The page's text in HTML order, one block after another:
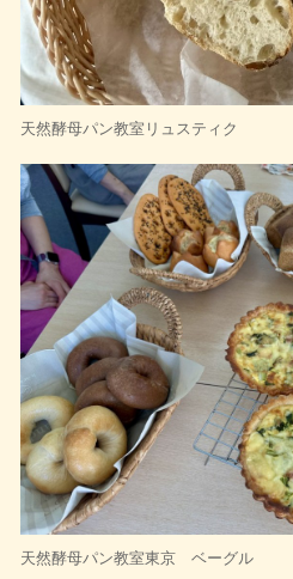
天然酵母パン教室リュスティク
天然酵母パン教室東京 ベーグル